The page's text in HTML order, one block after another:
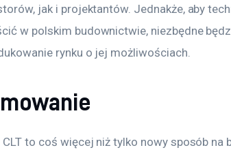
jak i projektantów. Jednakże, aby
w polskim budownictwie, niezbędne
rynku o jej możliwościach.
to coś więcej niż tylko nowy sposób na